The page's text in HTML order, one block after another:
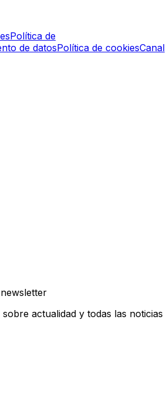
Política de
de datosPolítica de cookiesCanal
actualidad y todas las noticias